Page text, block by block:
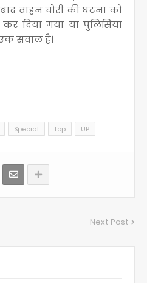
वाहन चोरी की घटना को
दिया गया या पुलिसिया
सवाल है।
Special Top UP
Next Post